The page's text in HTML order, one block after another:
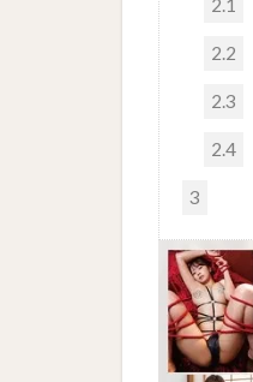
2.1
2.2
2.3
2.4
3